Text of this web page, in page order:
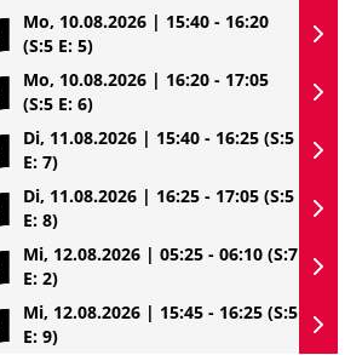
Mo, 10.08.2026 | 15:40 - 16:20
(S:5 E: 5)
Mo, 10.08.2026 | 16:20 - 17:05
(S:5 E: 6)
Di, 11.08.2026 | 15:40 - 16:25 (S:5
E: 7)
Di, 11.08.2026 | 16:25 - 17:05 (S:5
E: 8)
Mi, 12.08.2026 | 05:25 - 06:10 (S:7
E: 2)
Mi, 12.08.2026 | 15:45 - 16:25 (S:5
E: 9)